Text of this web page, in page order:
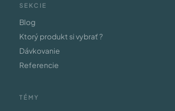
SEKCIE
Blog
Ktorý produkt si vybrať ?
Dávkovanie
Referencie
TÉMY